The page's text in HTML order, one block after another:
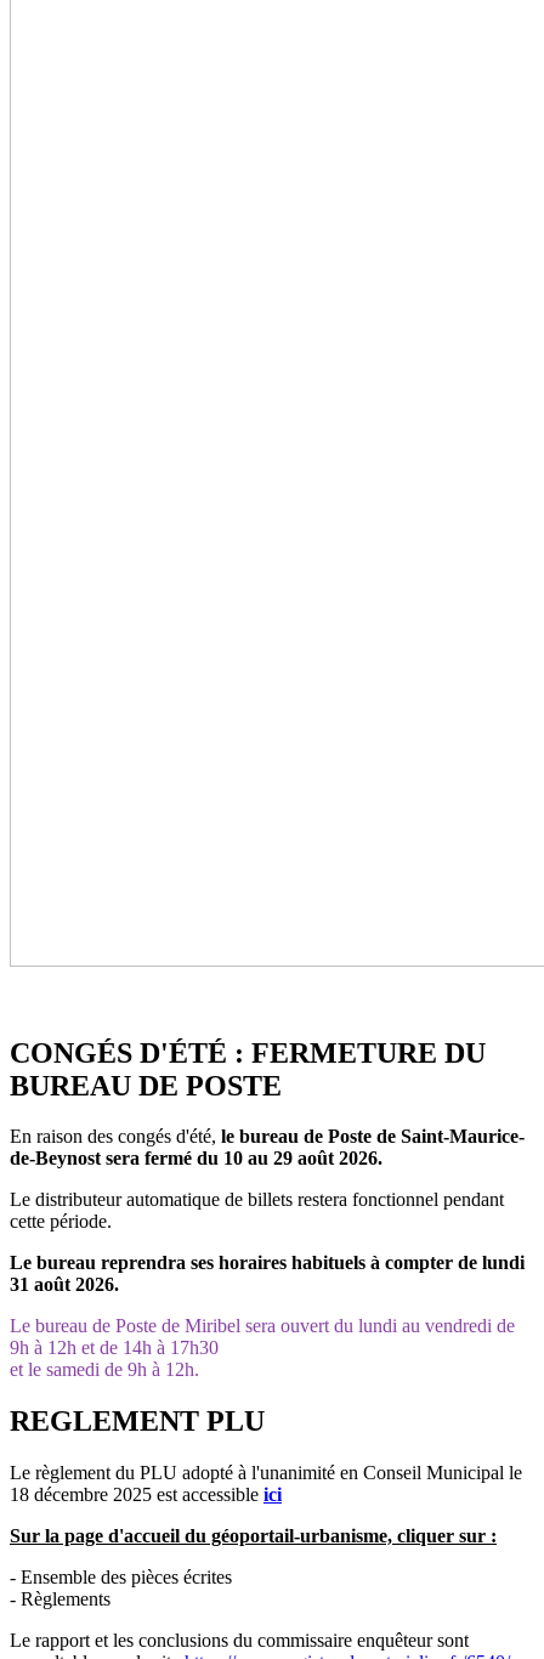
CONGÉS D'ÉTÉ : FERMETURE DU
BUREAU DE POSTE
En raison des congés d'été, le bureau de Poste de Saint-Maurice-
de-Beynost sera fermé du 10 au 29 août 2026.
Le distributeur automatique de billets restera fonctionnel pendant
cette période.
Le bureau reprendra ses horaires habituels à compter de lundi
31 août 2026.
Le bureau de Poste de Miribel sera ouvert du lundi au vendredi de
9h à 12h et de 14h à 17h30
et le samedi de 9h à 12h.
REGLEMENT PLU
Le règlement du PLU adopté à l'unanimité en Conseil Municipal le
18 décembre 2025 est accessible ici
Sur la page d'accueil du géoportail-urbanisme, cliquer sur :
- Ensemble des pièces écrites
- Règlements
Le rapport et les conclusions du commissaire enquêteur sont